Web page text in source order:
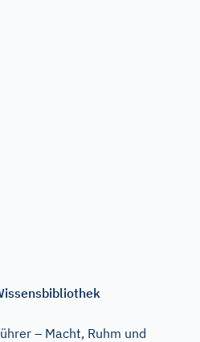
– Macht, Ruhm und